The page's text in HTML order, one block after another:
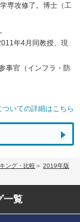
専攻修了。博士（工
年4月同教授、現
事官（インフラ・防
いての詳細はこちら
ング・比較
2019年版
一覧